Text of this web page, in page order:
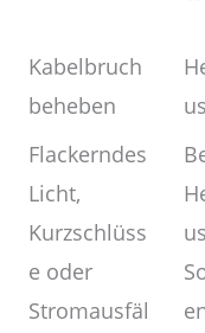
Kabelbruch
beheben
Flackerndes
Licht,
Kurzschlüss
e oder
Stromausfäl